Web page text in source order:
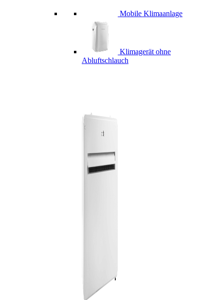
Mobile Klimaanlage
Klimagerät ohne
Abluftschlauch